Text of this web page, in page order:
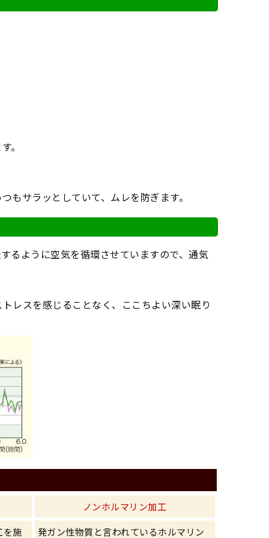
。
もサラッとしていて、ムレを防ぎます。
るように空気を循環させていますので、通気
レスを感じることなく、ここちよい深い眠り
ノンホルマリン加工
を施
発ガン性物質と言われているホルマリン